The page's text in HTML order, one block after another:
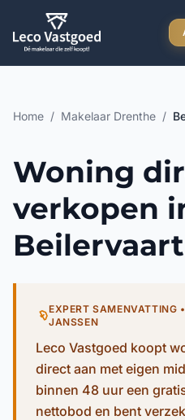
Ga direct naar inhoud
Home / Makelaar Drenthe /
Woning
verkopen
Beilervaart
EXPERT SAMENVATTING
JANSSEN
Leco Vastgoed koopt
direct aan met eigen
binnen 48 uur een
nettobod en bent